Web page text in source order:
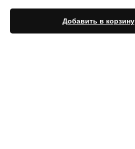
Добавить в корзину